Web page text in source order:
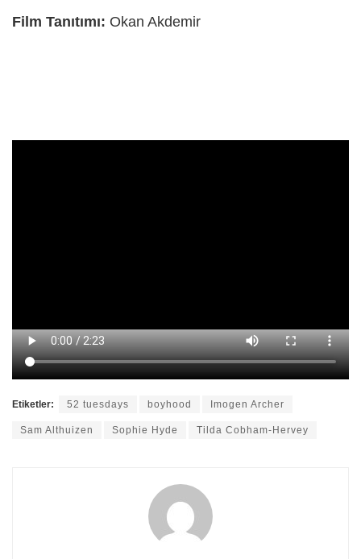
Film Tanıtımı: Okan Akdemir
Etiketler: 52 tuesdays boyhood Imogen Archer
Sam Althuizen Sophie Hyde Tilda Cobham-Hervey